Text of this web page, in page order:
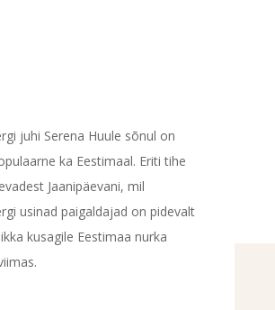
juhi Serena Huule sõnul on
ka Eestimaal. Eriti tihe
Jaanipäevani, mil
usinad paigaldajad on pidevalt
kusagile Eestimaa nurka